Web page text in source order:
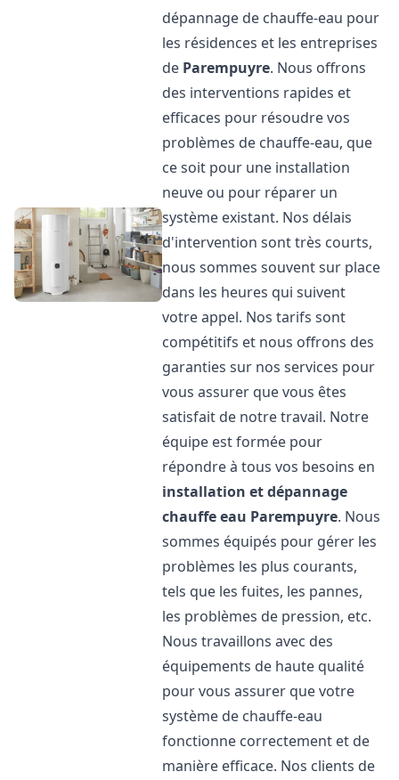
dépannage de chauffe-eau pour
les résidences et les entreprises
de Parempuyre. Nous offrons
des interventions rapides et
efficaces pour résoudre vos
problèmes de chauffe-eau, que
ce soit pour une installation
neuve ou pour réparer un
système existant. Nos délais
d'intervention sont très courts,
nous sommes souvent sur place
dans les heures qui suivent
votre appel. Nos tarifs sont
compétitifs et nous offrons des
garanties sur nos services pour
vous assurer que vous êtes
satisfait de notre travail. Notre
équipe est formée pour
répondre à tous vos besoins en
installation et dépannage
chauffe eau Parempuyre. Nous
sommes équipés pour gérer les
problèmes les plus courants,
tels que les fuites, les pannes,
les problèmes de pression, etc.
Nous travaillons avec des
équipements de haute qualité
pour vous assurer que votre
système de chauffe-eau
fonctionne correctement et de
manière efficace. Nos clients de